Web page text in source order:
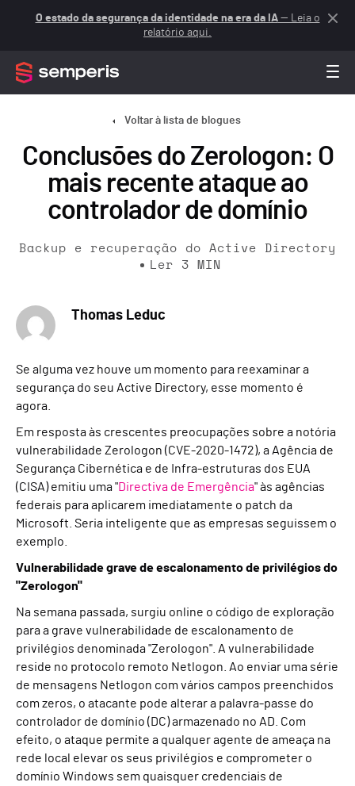
O estado da segurança da identidade na era da IA— Leia o
relatório aqui.
Voltar à lista de blogues
Conclusões do Zerologon: O
mais recente ataque ao
controlador de domínio
Backup e recuperação do Active Directory
Ler
3 MIN
Thomas Leduc
Se alguma vez houve um momento para reexaminar a
segurança do seu Active Directory, esse momento é
agora.
Em resposta às crescentes preocupações sobre a notória
vulnerabilidade Zerologon (CVE-2020-1472), a Agência de
Segurança Cibernética e de Infra-estruturas dos EUA
(CISA) emitiu uma "Directiva de Emergência" às agências
federais para aplicarem imediatamente o patch da
Microsoft. Seria inteligente que as empresas seguissem o
exemplo.
Vulnerabilidade grave de escalonamento de privilégios do
"Zerologon"
Na semana passada, surgiu online o código de exploração
para a grave vulnerabilidade de escalonamento de
privilégios denominada "Zerologon". A vulnerabilidade
reside no protocolo remoto Netlogon. Ao enviar uma série
de mensagens Netlogon com vários campos preenchidos
com zeros, o atacante pode alterar a palavra-passe do
controlador de domínio (DC) armazenado no AD. Com
efeito, o ataque permite a qualquer agente de ameaça na
rede local elevar os seus privilégios e comprometer o
domínio Windows sem quaisquer credenciais de